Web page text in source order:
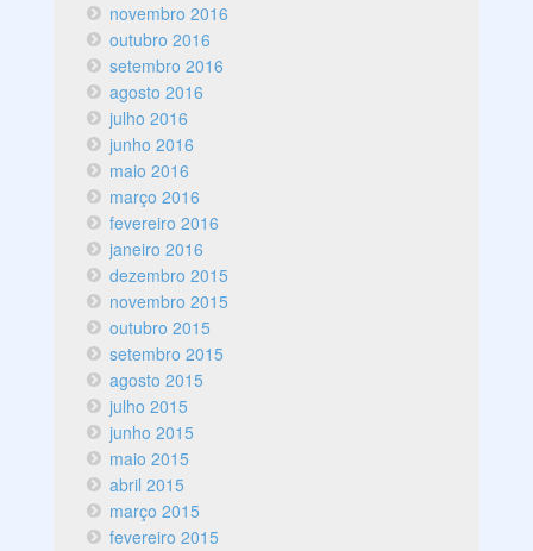
novembro 2016
outubro 2016
setembro 2016
agosto 2016
julho 2016
junho 2016
maio 2016
março 2016
fevereiro 2016
janeiro 2016
dezembro 2015
novembro 2015
outubro 2015
setembro 2015
agosto 2015
julho 2015
junho 2015
maio 2015
abril 2015
março 2015
fevereiro 2015